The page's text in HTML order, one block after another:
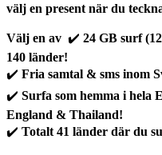
välj en present när du
Välj en av ✔️ 24 GB surf
140 länder!
✔️ Fria samtal & sms inom
✔️ Surfa som hemma i hela
England & Thailand!
✔️ Totalt 41 länder där du